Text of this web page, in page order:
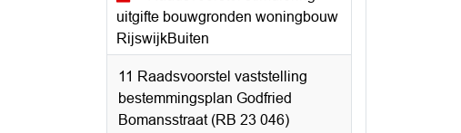
uitgifte bouwgronden woningbouw
RijswijkBuiten
11 Raadsvoorstel vaststelling
bestemmingsplan Godfried
Bomansstraat (RB 23 046)